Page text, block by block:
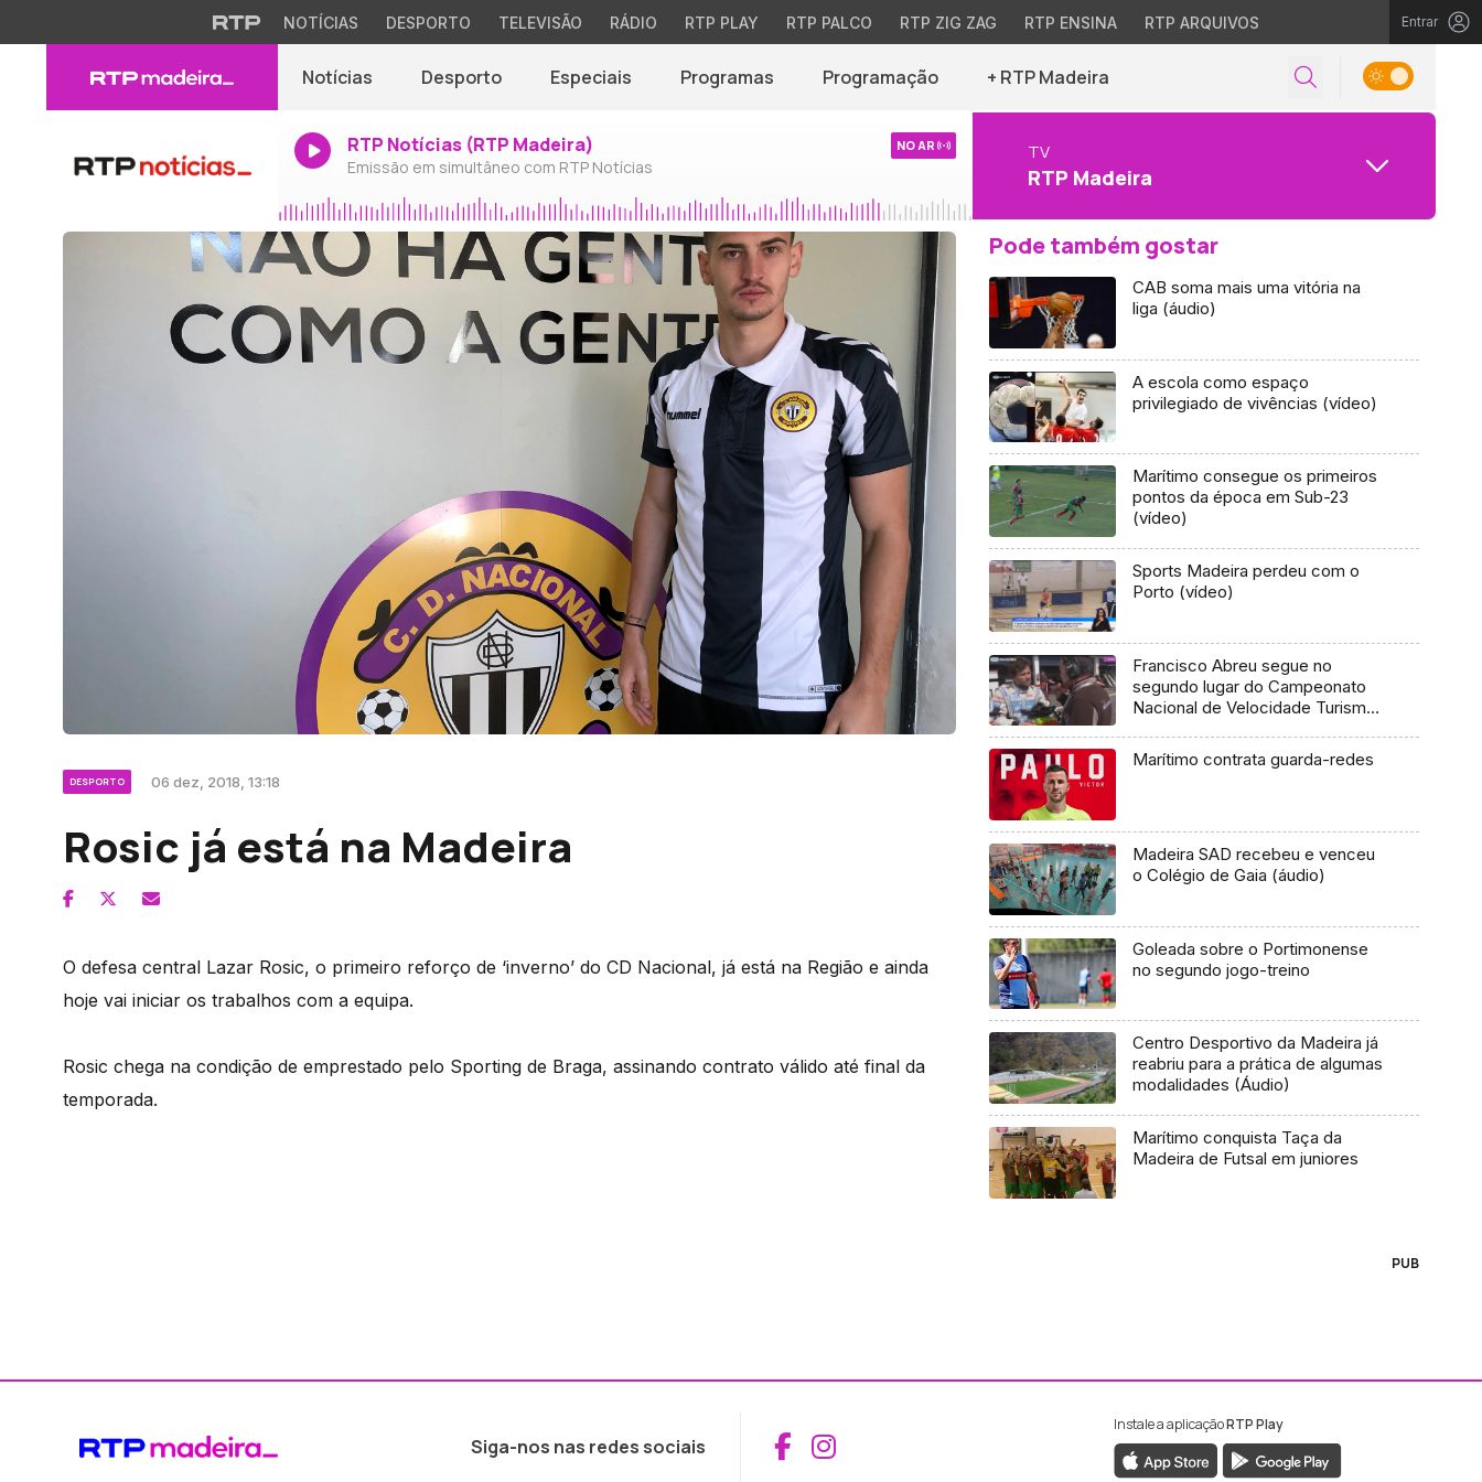
NOTÍCIAS DESPORTO TELEVISÃO RÁDIO RTP PLAY RTP PALCO RTP ZIG ZAG RTP ENSINA RTP ARQUIVOS Entrar
Notícias Desporto Especiais Programas Programação + RTP Madeira
RTP Notícias (RTP Madeira)
Emissão em simultâneo com RTP Notícias
NO AR TV
RTP Madeira
DESPORTO 06 dez, 2018, 13:18
Rosic já está na Madeira
O defesa central Lazar Rosic, o primeiro reforço de ‘inverno’ do CD Nacional, já está na Região e ainda
hoje vai iniciar os trabalhos com a equipa.
Rosic chega na condição de emprestado pelo Sporting de Braga, assinando contrato válido até final da
temporada.
Pode também gostar
CAB soma mais uma vitória na
liga (áudio)
A escola como espaço
privilegiado de vivências (vídeo)
Marítimo consegue os primeiros
pontos da época em Sub-23
(vídeo)
Sports Madeira perdeu com o
Porto (vídeo)
Francisco Abreu segue no
segundo lugar do Campeonato
Nacional de Velocidade Turismo
Estoril
Marítimo contrata guarda-redes
Madeira SAD recebeu e venceu
o Colégio de Gaia (áudio)
Goleada sobre o Portimonense
no segundo jogo-treino
Centro Desportivo da Madeira já
reabriu para a prática de algumas
modalidades (Áudio)
Marítimo conquista Taça da
Madeira de Futsal em juniores
PUB
Siga-nos nas redes sociais Aceder ao Facebook da RTP Madeira
Aceder ao Instagram da RTP Madeira
Instale a aplicaçãoRTP Play